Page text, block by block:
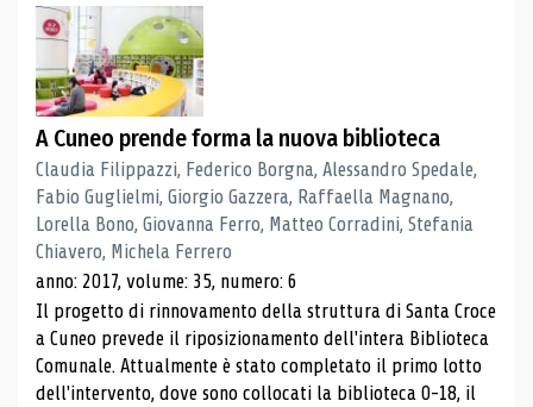
A Cuneo prende forma la nuova biblioteca
Claudia Filippazzi, Federico Borgna, Alessandro Spedale,
Fabio Guglielmi, Giorgio Gazzera, Raffaella Magnano,
Lorella Bono, Giovanna Ferro, Matteo Corradini, Stefania
Chiavero, Michela Ferrero
anno: 2017, volume: 35, numero: 6
Il progetto di rinnovamento della struttura di Santa Croce
a Cuneo prevede il riposizionamento dell'intera Biblioteca
Comunale. Attualmente è stato completato il primo lotto
dell'intervento, dove sono collocati la biblioteca 0-18, il